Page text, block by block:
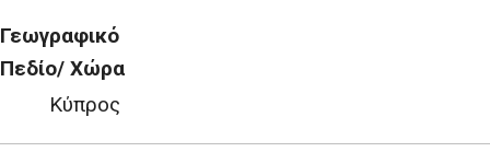
Γεωγραφικό
Πεδίο/ Χώρα
Κύπρος